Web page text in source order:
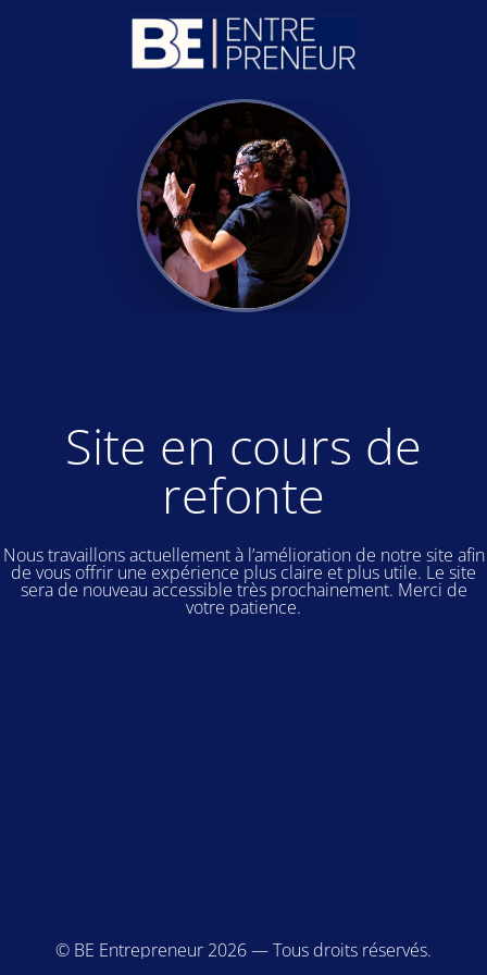
Site en cours de
refonte
Nous travaillons actuellement à l’amélioration de notre site afin
de vous offrir une expérience plus claire et plus utile. Le site
sera de nouveau accessible très prochainement. Merci de
votre patience.
© BE Entrepreneur 2026 — Tous droits réservés.